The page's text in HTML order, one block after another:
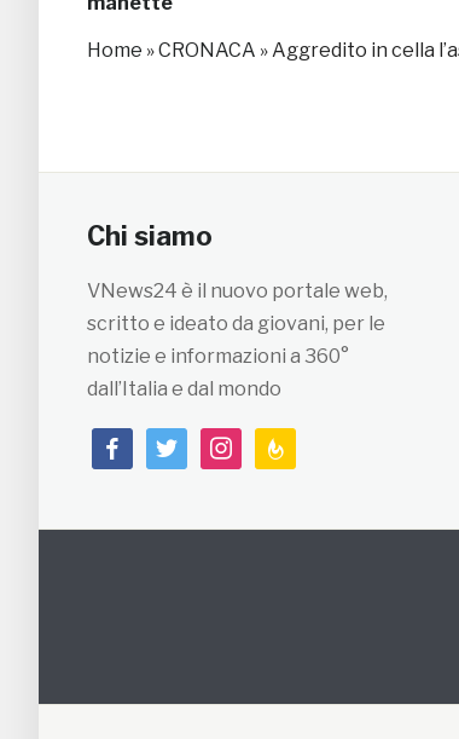
Home »CRONACA »Aggredito in cella
Chi siamo
VNews24 è il nuovo portale web,
scritto e ideato da giovani, per le
notizie e informazioni a 360°
dall’Italia e dal mondo
facebooktwitterinstagramfeedburner